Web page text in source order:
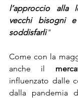
l’approccio
vecchi bisogni
soddisfarli"
Come con la
anche il
influenzato dalle
dalla pandemia